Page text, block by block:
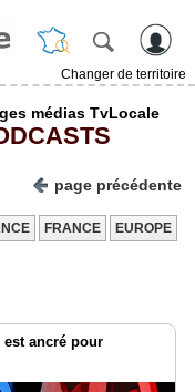
Changer de territoire
médias TvLocale
page précédente
FRANCE
EUROPE
est ancré pour